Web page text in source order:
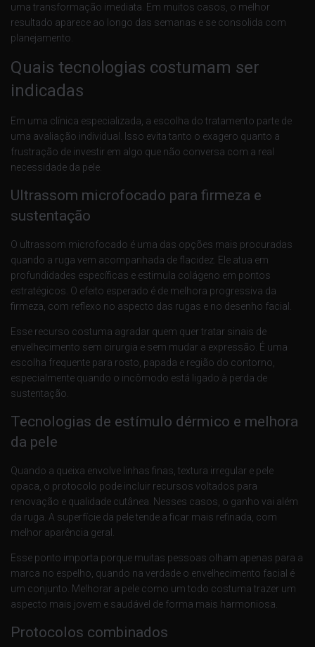
uma transformação imediata. Em muitos casos, o melhor
resultado aparece ao longo das semanas e se consolida com
planejamento.
Quais tecnologias costumam ser
indicadas
Em uma clínica especializada, a escolha do tratamento parte de
uma avaliação individual. Isso evita tanto o exagero quanto a
frustração de investir em algo que não conversa com a real
necessidade da pele.
Ultrassom microfocado para firmeza e
sustentação
O ultrassom microfocado é uma das opções mais procuradas
quando a ruga vem acompanhada de flacidez. Ele atua em
profundidades específicas e estimula colágeno em pontos
estratégicos. O efeito esperado é de melhora progressiva da
firmeza, com reflexo no aspecto das rugas e no desenho facial.
Esse recurso costuma agradar quem quer tratar sinais de
envelhecimento sem cirurgia e sem mudar a expressão. É uma
escolha frequente para rosto, papada e região do contorno,
especialmente quando o incômodo está ligado à perda de
sustentação.
Tecnologias de estímulo dérmico e melhora
da pele
Quando a queixa envolve linhas finas, textura irregular e pele
opaca, o protocolo pode incluir recursos voltados para
renovação e qualidade cutânea. Nesses casos, o ganho vai além
da ruga. A superfície da pele tende a ficar mais refinada, com
melhor aparência geral.
Esse ponto importa porque muitas pessoas olham apenas para a
marca no espelho, quando na verdade o envelhecimento facial é
um conjunto. Melhorar a pele como um todo costuma trazer um
aspecto mais jovem e saudável de forma mais harmoniosa.
Protocolos combinados